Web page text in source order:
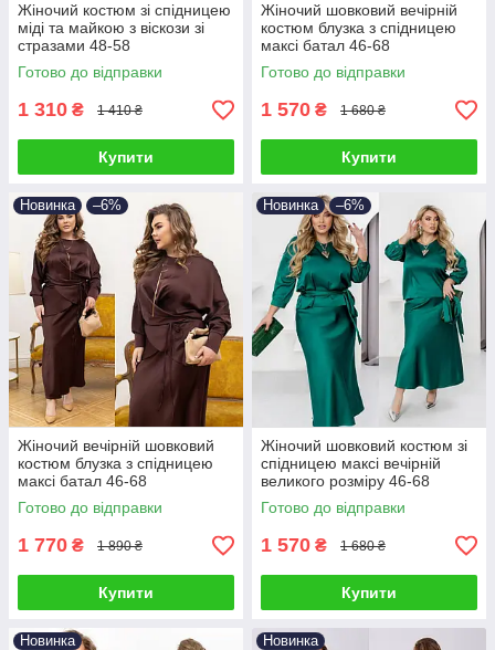
Жіночий костюм зі спідницею
міді та майкою з віскози зі
стразами 48-58
Готово до відправки
1 310 ₴ 1 410 ₴
Купити
Жіночий шовковий вечірній
костюм блузка з спідницею
максі батал 46-68
Готово до відправки
1 570 ₴ 1 680 ₴
Купити
Новинка –6%
Жіночий вечірній шовковий
костюм блузка з спідницею
максі батал 46-68
Готово до відправки
1 770 ₴ 1 890 ₴
Купити
Новинка –6%
Жіночий шовковий костюм зі
спідницею максі вечірній
великого розміру 46-68
Готово до відправки
1 570 ₴ 1 680 ₴
Купити
Новинка Новинка